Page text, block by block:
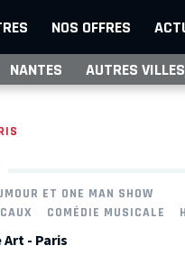
NOS OFFRES
NANTES AUTRES VILLES
ET ONE MAN SHOW
COMÉDIE MUSICALE
- Paris